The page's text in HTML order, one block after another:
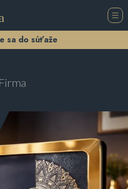
sa do súťaže